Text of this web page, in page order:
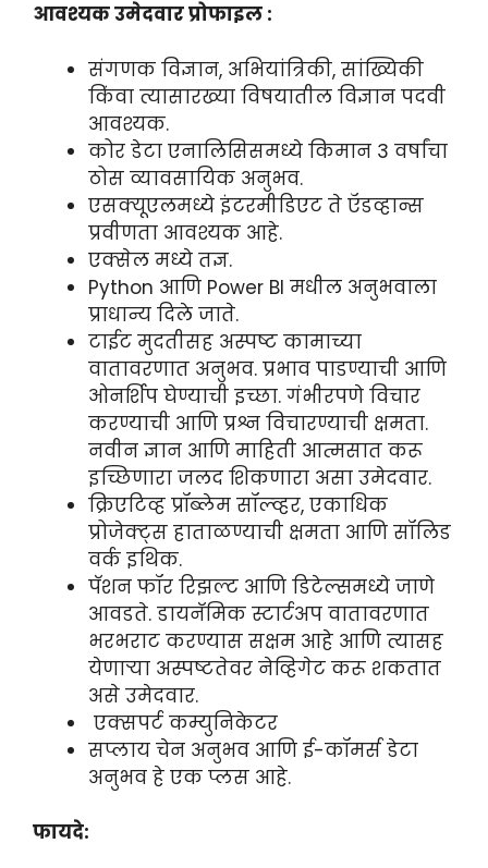
आवश्यक उमेदवार प्रोफाइल :
संगणक विज्ञान, अभियांत्रिकी, सांख्यिकी
किंवा त्यासारख्या विषयातील विज्ञान पदवी
आवश्यक.
कोर डेटा एनालिसिसमध्ये किमान 3 वर्षांचा
ठोस व्यावसायिक अनुभव.
एसक्यूएलमध्ये इंटरमीडिएट ते ऍडव्हान्स
प्रवीणता आवश्यक आहे.
एक्सेल मध्ये तज्ञ.
Python आणि Power BI मधील अनुभवाला
प्राधान्य दिले जाते.
टाईट मुदतीसह अस्पष्ट कामाच्या
वातावरणात अनुभव. प्रभाव पाडण्याची आणि
ओनर्शिप घेण्याची इच्छा. गंभीरपणे विचार
करण्याची आणि प्रश्न विचारण्याची क्षमता.
नवीन ज्ञान आणि माहिती आत्मसात करू
इच्छिणारा जलद शिकणारा असा उमेदवार.
क्रिएटिव्ह प्रॉब्लेम सॉल्व्हर, एकाधिक
प्रोजेक्ट्स हाताळण्याची क्षमता आणि सॉलिड
वर्क इथिक.
पॅशन फॉर रिझल्ट आणि डिटेल्समध्ये जाणे
आवडते. डायनॅमिक स्टार्टअप वातावरणात
भरभराट करण्यास सक्षम आहे आणि त्यासह
येणाऱ्या अस्पष्टतेवर नेव्हिगेट करू शकतात
असे उमेदवार.
एक्सपर्ट कम्युनिकेटर
सप्लाय चेन अनुभव आणि ई-कॉमर्स डेटा
अनुभव हे एक प्लस आहे.
फायदे: